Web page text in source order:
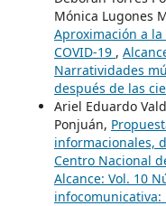
Mónica Lugones
Aproximación a
COVID-19 ,
Narratividades
después de las
Ariel Eduardo
Ponjuán,
informacionales,
Centro Nacional
Alcance: Vol. 10
infocomunicativa: